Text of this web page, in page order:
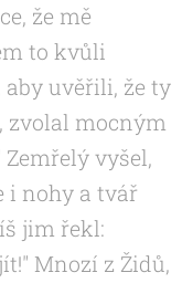
že mě
to kvůli
uvěřili, že ty
zvolal mocným
Zemřelý vyšel,
i nohy a tvář
jim řekl:
Mnozí z Židů,